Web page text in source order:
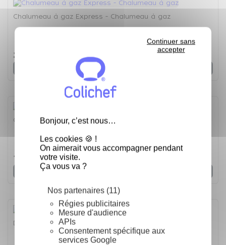
Bonjour, c’est nous…
Les cookies 🍪 !
On aimerait vous accompagner pendant
votre visite.
Ça vous va ?
Nos partenaires (11)
Régies publicitaires
Mesure d'audience
APIs
Consentement spécifique aux
services Google
Continuer sans
accepter
Chalumeau à gaz Express - Chalumeau à gaz
avis
34,71 €
Copeaux de fumage mixte - 1 kg - Copeaux de fumage
2.5/5-2avis
13,88 €
Dispenser (pompe) - Le dispenser (pompe)